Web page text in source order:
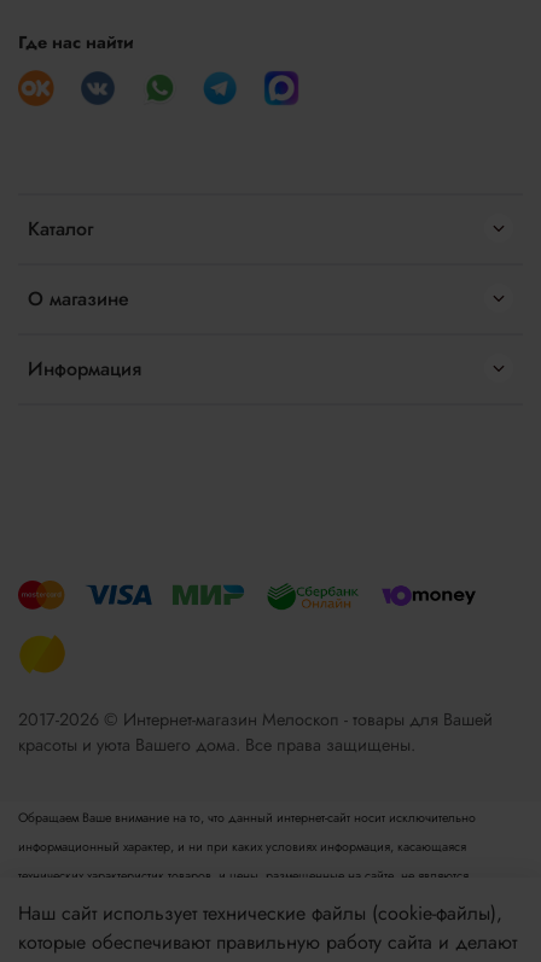
Каталог
О магазине
Информация
Где нас найти
2017-2026 © Интернет-магазин Мелоскоп - товары для Вашей
красоты и уюта Вашего дома. Все права защищены.
Обращаем Ваше внимание на то, что данный интернет-сайт носит исключительно
информационный характер, и ни при каких условиях информация, касающаяся
технических характеристик товаров, и цены, размещенные на сайте, не являются
публичной офертой, определяемой положениями пункта 2 статьи 437 Гражданского
кодекса РФ. Для получения подробной информации просьба обращаться к менеджеру.
Наш сайт использует технические файлы (cookie-файлы),
которые обеспечивают правильную работу сайта и делают